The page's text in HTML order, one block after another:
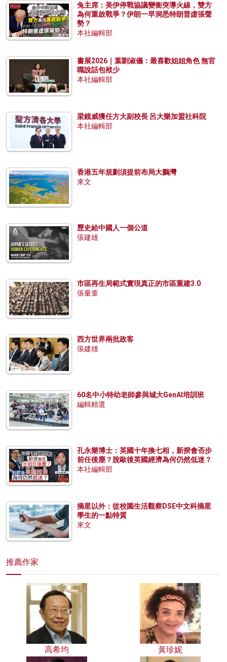
兔主席：美伊停戰協議變衝突導火線，雙方
為何重啟戰爭？伊朗一早洞悉特朗普虛張聲
勢？
本社編輯部
書展2026｜葉劉淑儀：最喜歡姐姐角色 無官
職說話包袱少
本社編輯部
梁鏡威獲任方大副校長 呂大樂加盟社科院
本社編輯部
香港五年規劃須提前布局大鵬灣
來文
歷史給中國人一個公道
張建雄
市區再生局範式實現真正的市區重建3.0
張量童
西方世界兩批政客
張建雄
60名中小特幼老師參與城大GenAI培訓班
編輯精選
孔永樂博士：英國十年換七相，新揆會否步
前任後塵？脫歐後英國經濟為何仍然低迷？
本社編輯部
摘星以外：從校園生活觀察DSE中文科摘星
學生的一點特質
來文
推薦作家
高希均 黃珍妮